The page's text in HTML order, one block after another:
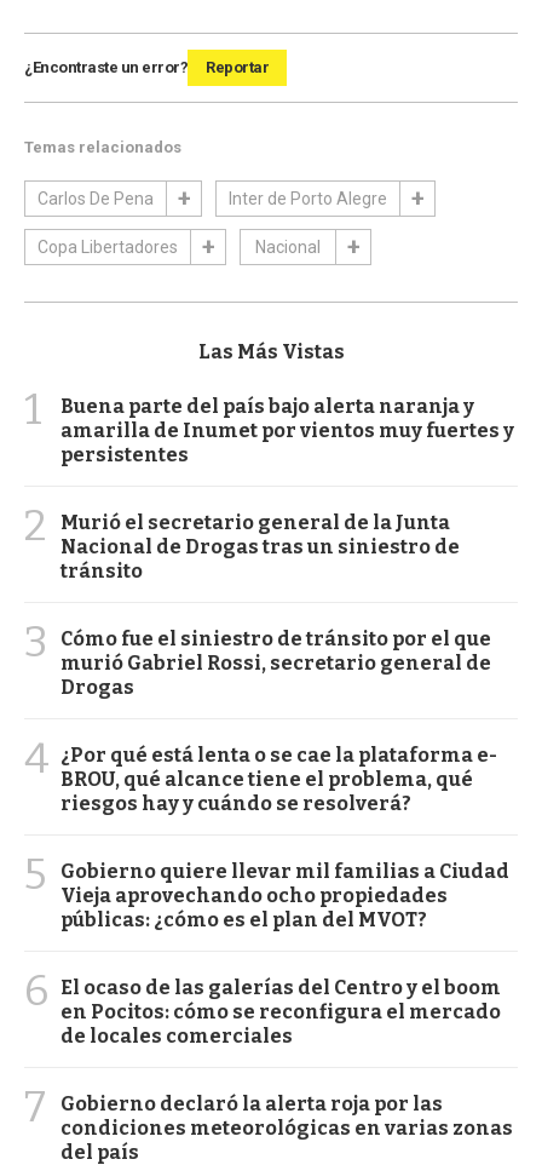
¿Encontraste un error? Reportar
Temas relacionados
Carlos De Pena Inter de Porto Alegre
Copa Libertadores Nacional
Las Más Vistas
1
Buena parte del país bajo alerta naranja y
amarilla de Inumet por vientos muy fuertes y
persistentes
2
Murió el secretario general de la Junta
Nacional de Drogas tras un siniestro de
tránsito
3
Cómo fue el siniestro de tránsito por el que
murió Gabriel Rossi, secretario general de
Drogas
4 ¿Por qué está lenta o se cae la plataforma e-
BROU, qué alcance tiene el problema, qué
riesgos hay y cuándo se resolverá?
5
Gobierno quiere llevar mil familias a Ciudad
Vieja aprovechando ocho propiedades
públicas: ¿cómo es el plan del MVOT?
6
El ocaso de las galerías del Centro y el boom
en Pocitos: cómo se reconfigura el mercado
de locales comerciales
7
Gobierno declaró la alerta roja por las
condiciones meteorológicas en varias zonas
del país